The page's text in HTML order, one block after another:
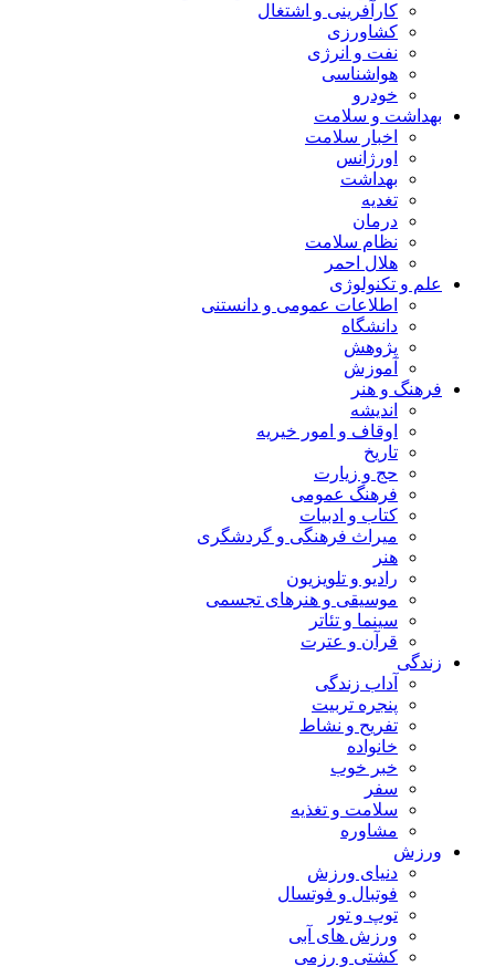
کارآفرینی و اشتغال
کشاورزی
نفت و انرژی
هواشناسی
خودرو
بهداشت و سلامت
اخبار سلامت
اورژانس
بهداشت
تغدیه
درمان
نظام سلامت
هلال احمر
علم و تکنولوژی
اطلاعات عمومی و دانستنی
دانشگاه
پژوهش
آموزش
فرهنگ و هنر
اندیشه
اوقاف و امور خیریه
تاریخ
حج و زیارت
فرهنگ عمومی
کتاب و ادبیات
میراث فرهنگی و گردشگری
هنر
رادیو و تلویزیون
موسیقی و هنرهای تجسمی
سینما و تئاتر
قرآن و عترت
زندگی
آداب زندگی
پنجره تربیت
تفریح و نشاط
خانواده
خبر خوب
سفر
سلامت و تغذیه
مشاوره
ورزش
دنیای ورزش
فوتبال و فوتسال
توپ و تور
ورزش های آبی
کشتی و رزمی